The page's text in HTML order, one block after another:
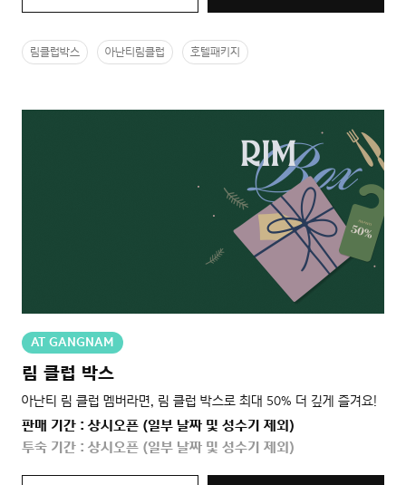
림클럽박스 아난티림클럽 호텔패키지
AT GANGNAM
림 클럽 박스
아난티 림 클럽 멤버라면, 림 클럽 박스로 최대 50% 더 깊게 즐겨요!
판매 기간 : 상시오픈 (일부 날짜 및 성수기 제외)
투숙 기간 : 상시오픈 (일부 날짜 및 성수기 제외)